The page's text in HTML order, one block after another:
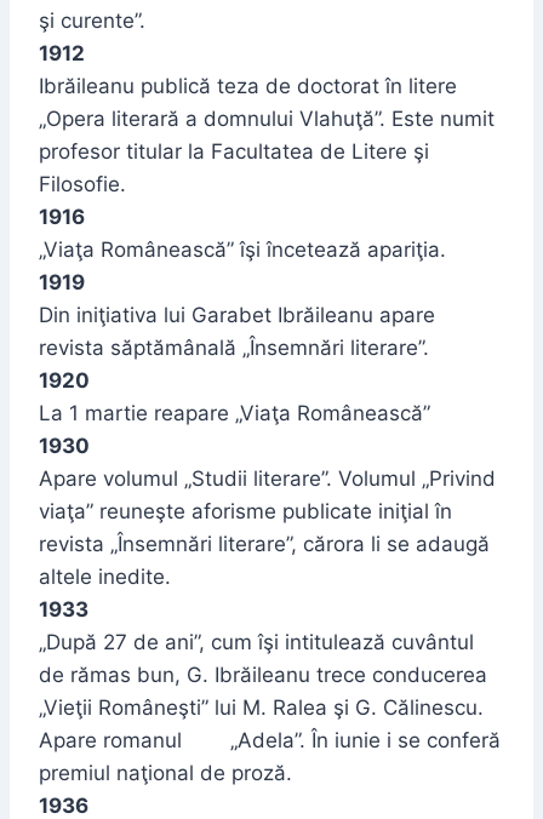
şi curente”.
1912
Ibrăileanu publică teza de doctorat în litere
„Opera literară a domnului Vlahuţă”. Este numit
profesor titular la Facultatea de Litere şi
Filosofie.
1916
„Viaţa Românească” îşi încetează apariţia.
1919
Din iniţiativa lui Garabet Ibrăileanu apare
revista săptămânală „Însemnări literare”.
1920
La 1 martie reapare „Viaţa Românească”
1930
Apare volumul „Studii literare”. Volumul „Privind
viaţa” reuneşte aforisme publicate iniţial în
revista „Însemnări literare”, cărora li se adaugă
altele inedite.
1933
„După 27 de ani”, cum îşi intitulează cuvântul
de rămas bun, G. Ibrăileanu trece conducerea
„Vieţii Româneşti” lui M. Ralea şi G. Călinescu.
Apare romanul „Adela”. În iunie i se conferă
premiul naţional de proză.
1936